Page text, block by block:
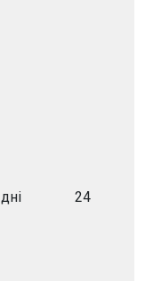
дні 24